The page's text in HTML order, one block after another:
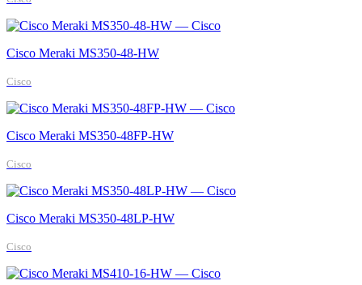
Cisco Meraki MS350-48-HW
Cisco
Cisco Meraki MS350-48FP-HW
Cisco
Cisco Meraki MS350-48LP-HW
Cisco